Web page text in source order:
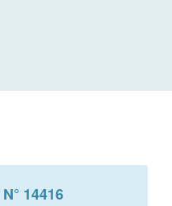
N° 14416